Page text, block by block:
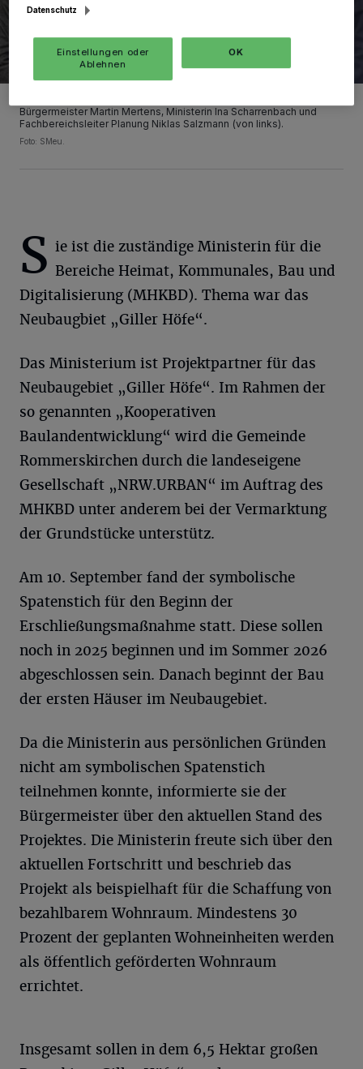
Bürgermeister Martin Mertens, Ministerin Ina Scharrenbach und
Fachbereichsleiter Planung Niklas Salzmann (von links).
Foto: SMeu.
S ie ist die zuständige Ministerin für die
Bereiche Heimat, Kommunales, Bau und
Digitalisierung (MHKBD). Thema war das
Neubaugbiet „Giller Höfe“.
Das Ministerium ist Projektpartner für das
Neubaugebiet „Giller Höfe“. Im Rahmen der
so genannten „Kooperativen
Baulandentwicklung“ wird die Gemeinde
Rommerskirchen durch die landeseigene
Gesellschaft „NRW.URBAN“ im Auftrag des
MHKBD unter anderem bei der Vermarktung
der Grundstücke unterstütz.
Am 10. September fand der symbolische
Spatenstich für den Beginn der
Erschließungsmaßnahme statt. Diese sollen
noch in 2025 beginnen und im Sommer 2026
abgeschlossen sein. Danach beginnt der Bau
der ersten Häuser im Neubaugebiet.
Da die Ministerin aus persönlichen Gründen
nicht am symbolischen Spatenstich
teilnehmen konnte, informierte sie der
Bürgermeister über den aktuellen Stand des
Projektes. Die Ministerin freute sich über den
aktuellen Fortschritt und beschrieb das
Projekt als beispielhaft für die Schaffung von
bezahlbarem Wohnraum. Mindestens 30
Prozent der geplanten Wohneinheiten werden
als öffentlich geförderten Wohnraum
errichtet.
Insgesamt sollen in dem 6,5 Hektar großen
Datenschutz
Einstellungen oder
Ablehnen
OK